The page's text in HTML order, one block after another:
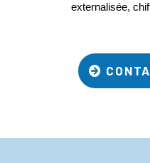
externalisée,